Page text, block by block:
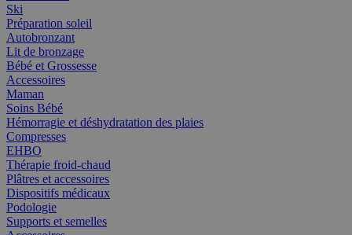
Ski
Préparation soleil
Autobronzant
Lit de bronzage
Bébé et Grossesse
Accessoires
Maman
Soins Bébé
Hémorragie et déshydratation des plaies
Compresses
EHBO
Thérapie froid-chaud
Plâtres et accessoires
Dispositifs médicaux
Podologie
Supports et semelles